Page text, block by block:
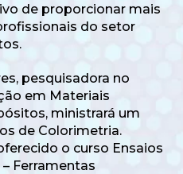
de proporcionar mais
do setor
pesquisadora no
em Materiais
ministrará um
de Colorimetria.
o curso Ensaios
Ferramentas